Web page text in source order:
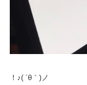
！♪( ´θ｀)ノ